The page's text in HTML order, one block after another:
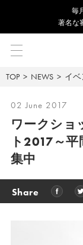
毎
著名な
TOP NEWS イベ
02 June 2017
ワークショ
ト2017～
集中
Share